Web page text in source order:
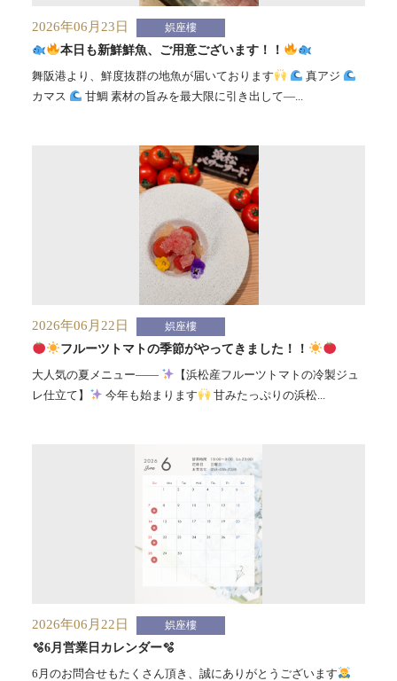
2026年06月23日 娯座樓
本日も新鮮鮮魚、ご用意ございます！！
舞阪港より、鮮度抜群の地魚が届いております
真アジ
カマス
甘鯛 素材の旨みを最大限に引き出して—...
2026年06月22日 娯座樓
フルーツトマトの季節がやってきました！！
大人気の夏メニュー——
【浜松産フルーツトマトの冷製ジュ
レ仕立て】
今年も始まります 甘みたっぷりの浜松...
2026年06月22日 娯座樓
🫧6月営業日カレンダー🫧
6月のお問合せもたくさん頂き、誠にありがとうございます